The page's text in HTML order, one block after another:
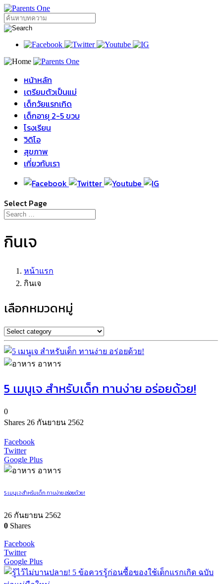
หน้าหลัก
เตรียมตัวเป็นแม่
เด็กวัยแรกเกิด
เด็กอายุ 2-5 ขวบ
โรงเรียน
วิดิโอ
สุขภาพ
เกี่ยวกับเรา
Select Page
กินเจ
หน้าแรก
กินเจ
เลือกหมวดหมู่
อาหาร
5 เมนูเจ สำหรับเด็ก ทานง่าย อร่อยด้วย!
0
Shares 26 กันยายน 2562
Facebook
Twitter
Google Plus
อาหาร
5 เมนูเจ สำหรับเด็ก ทานง่าย อร่อยด้วย!
26 กันยายน 2562
0 Shares
Facebook
Twitter
Google Plus